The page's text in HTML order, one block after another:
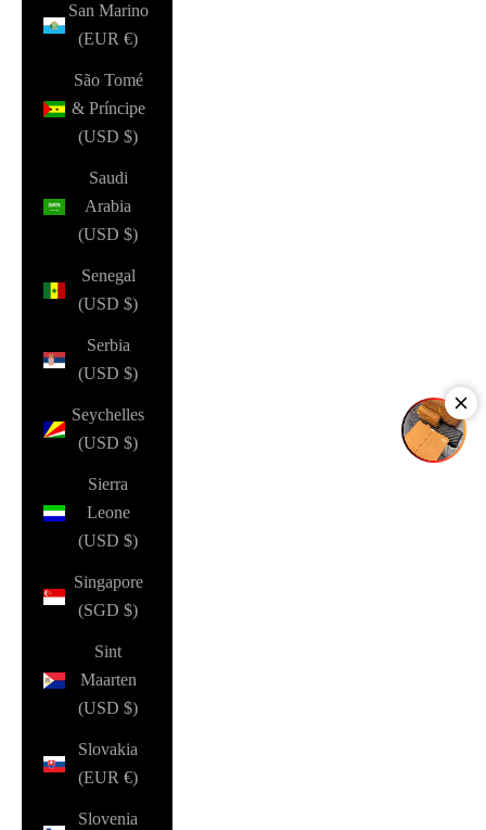
San Marino
(EUR €)
São Tomé
& Príncipe
(USD $)
Saudi
Arabia
(USD $)
Senegal
(USD $)
Serbia
(USD $)
Seychelles
(USD $)
Sierra
Leone
(USD $)
Singapore
(SGD $)
Sint
Maarten
(USD $)
Slovakia
(EUR €)
Slovenia